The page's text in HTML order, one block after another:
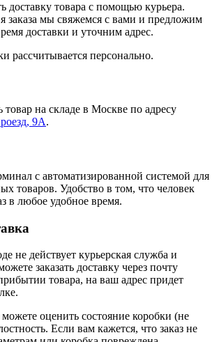
доставку товара с помощью курьера.
заказа мы свяжемся с вами и предложим
доставки и уточним адрес.
рассчитывается персонально.
на складе в Москве по адресу
9А.
с автоматизированной системой для
товаров. Удобство в том, что человек
в любое удобное время.
не действует курьерская служба и
заказать доставку через почту
товара, на ваш адрес придет
оценить состояние коробки (не
Если вам кажется, что заказ не